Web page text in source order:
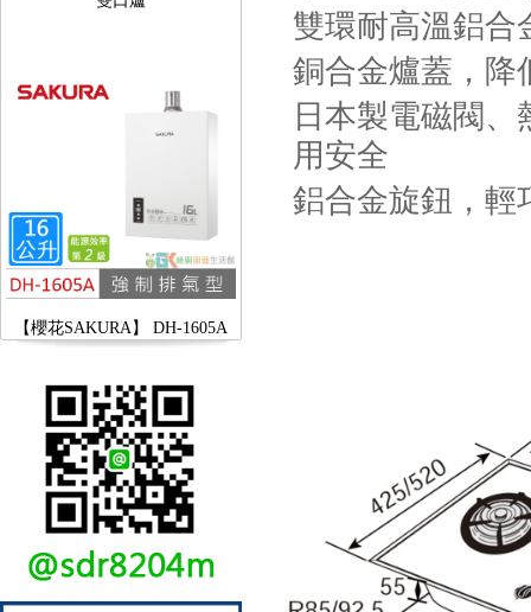
【櫻花SAKURA】 DH-1605A
定 分段火排
雙環耐高溫鋁合
銅合金爐蓋，降
日本製電磁閥
用安全
鋁合金旋鈕，輕